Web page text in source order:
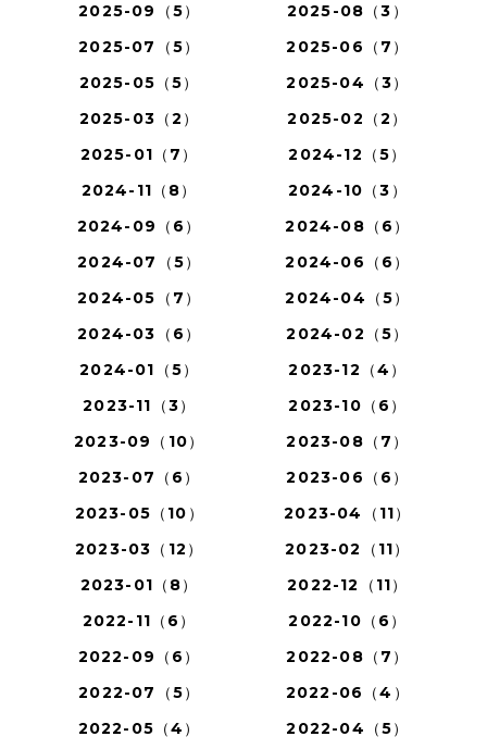
2025-09（5）
2025-08（3）
2025-07（5）
2025-06（7）
2025-05（5）
2025-04（3）
2025-03（2）
2025-02（2）
2025-01（7）
2024-12（5）
2024-11（8）
2024-10（3）
2024-09（6）
2024-08（6）
2024-07（5）
2024-06（6）
2024-05（7）
2024-04（5）
2024-03（6）
2024-02（5）
2024-01（5）
2023-12（4）
2023-11（3）
2023-10（6）
2023-09（10）
2023-08（7）
2023-07（6）
2023-06（6）
2023-05（10）
2023-04（11）
2023-03（12）
2023-02（11）
2023-01（8）
2022-12（11）
2022-11（6）
2022-10（6）
2022-09（6）
2022-08（7）
2022-07（5）
2022-06（4）
2022-05（4）
2022-04（5）